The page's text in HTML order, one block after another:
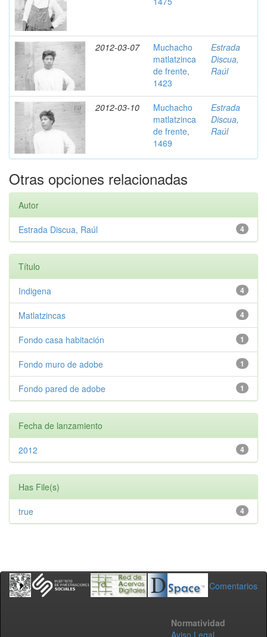
2012-03-07
Muchacho
matlatzinca
de frente,
1423
Estrada
Discua,
Raúl
2012-03-10
Muchacho
matlatzinca
de frente,
1469
Estrada
Discua,
Raúl
Otras opciones relacionadas
Autor
4
Estrada Discua, Raúl
Título
4
Indigena
4
Matlatzincas
1
Fondo casa habitación
1
Fondo muro de adobe
1
Fondo pared de adobe
Fecha de lanzamiento
4
2012
Has File(s)
4
true
Comentarios
Normatividad
Aviso Legal